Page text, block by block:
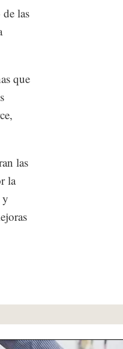
las
que
las
la
y